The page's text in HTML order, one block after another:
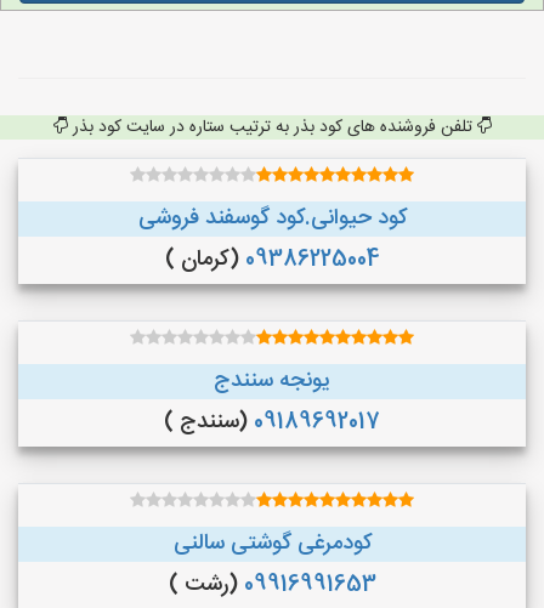
تلفن فروشنده های کود بذر به ترتیب ستاره در سایت کود بذر
کود حیوانی.کود گوسفند فروشی
09386225004 (کرمان )
یونجه سنندج
09189692017 (سنندج )
کودمرغی گوشتی سالنی
09916991653 (رشت )